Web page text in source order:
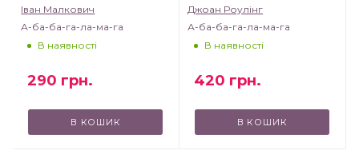
Іван Малкович
А-ба-ба-га-ла-ма-га
В наявності
290 грн.
В КОШИК
Джоан Роулінг
А-ба-ба-га-ла-ма-га
В наявності
420 грн.
В КОШИК